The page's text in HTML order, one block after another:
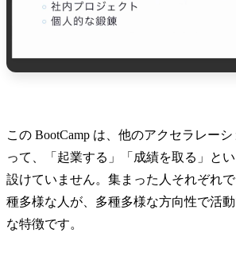
この BootCamp は、他のアクセラレー
って、「起業する」「成績を取る」と
設けていません。集まった人それぞれ
種多様な人が、多種多様な方向性で活
な特徴です。